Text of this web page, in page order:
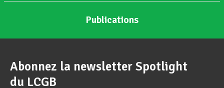
Publications
Abonnez la newsletter Spotlight
du LCGB